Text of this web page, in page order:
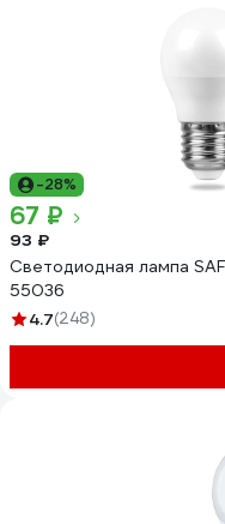
-28%
67 ₽
93 ₽
Светодиодная лампа
55036
4.7(248)